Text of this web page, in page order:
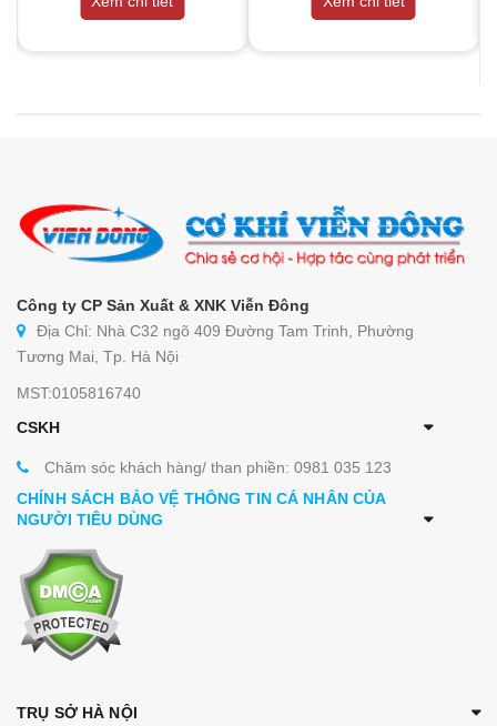
Công ty CP Sản Xuất & XNK Viễn Đông
Địa Chỉ: Nhà C32 ngõ 409 Đường Tam Trinh, Phường
Tương Mai, Tp. Hà Nội
MST:0105816740
CSKH
Chăm sóc khách hàng/ than phiền: 0981 035 123
CHÍNH SÁCH BẢO VỆ THÔNG TIN CÁ NHÂN CỦA
NGƯỜI TIÊU DÙNG
TRỤ SỞ HÀ NỘI